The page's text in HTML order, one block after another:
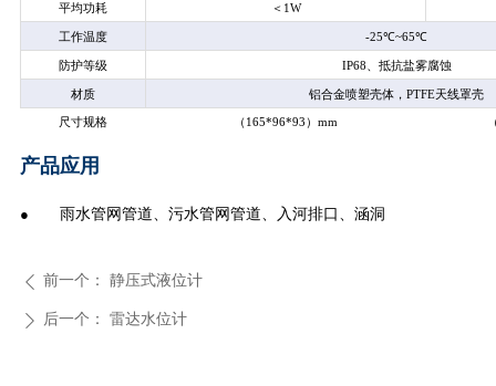
平均功耗 ＜1W
工作温度 -25℃~65℃
防护等级 IP68 、抵抗盐雾腐蚀
材质 铝合金喷塑壳体，PTFE天线罩壳
尺寸规格 （165*96*93）mm
产品应用
● 雨水管网管道、污水管网管道、入河排口、涵洞
ꄴ 前一个： 静压式液位计
ꄲ 后一个： 雷达水位计